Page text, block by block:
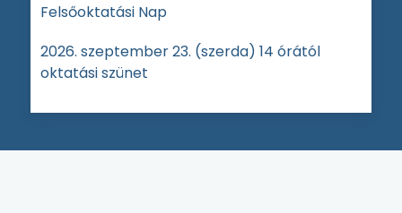
Felsőoktatási Nap
2026. szeptember 23. (szerda) 14 órától
oktatási szünet